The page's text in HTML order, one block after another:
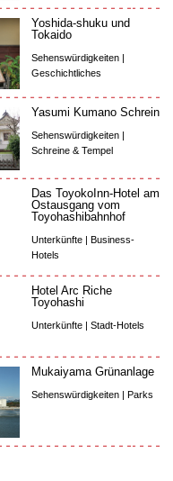
Yoshida-shuku und
Tokaido
Sehenswürdigkeiten |
Geschichtliches
Yasumi Kumano Schrein
Sehenswürdigkeiten |
Schreine & Tempel
Das ToyokoInn-Hotel am
Ostausgang vom
Toyohashibahnhof
Unterkünfte | Business-
Hotels
Hotel Arc Riche
Toyohashi
Unterkünfte | Stadt-Hotels
Mukaiyama Grünanlage
Sehenswürdigkeiten | Parks